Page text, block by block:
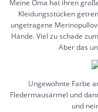
Meine Oma hat ihren
Kleidungsstücken
ungetragene
Hände. Viel zu schade
Aber das
Ungewohnte Farbe
Fledermausärmel und
und